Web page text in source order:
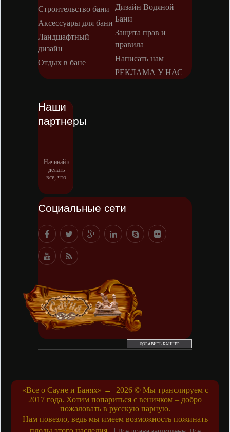
Строительство бани
Аксессуары для бани
Ландшафтный
дизайн
Отдых в бане
Дизайн Водяной
Бани
Защита прав и
правила
Написать нам
РЕКЛАМА У НАС
Наши
партнеры
--
Начинайте
делать
все, что
можете
и даже то,
о чем
можете
хотя бы
мечтать.
-- Все
дело в
всего. И
мыслями
можно
управлять.
И
поэтому
главное
-- Идите
уверенно
направлению
к мечте.
Социальные сети
ДОБАВИТЬ БАННЕР
«Все о Сауне и Банях» → 2026© Мы транслируем с
2017 года. Хотим попариться с веничком – добро
пожаловать в русскую парную.
Нам повезло, ведь мы имеем возможность пожинать